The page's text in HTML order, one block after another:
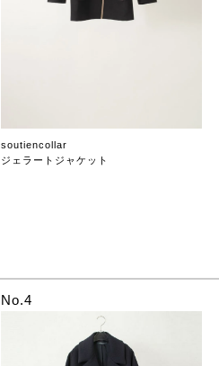
soutiencollar
ジェラートジャケット
No.4